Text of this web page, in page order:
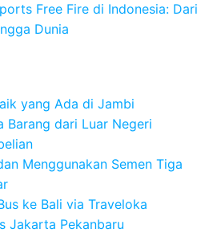
Free Fire di Indonesia: Dari
Dunia
yang Ada di Jambi
Barang dari Luar Negeri
Menggunakan Semen Tiga
ke Bali via Traveloka
Jakarta Pekanbaru